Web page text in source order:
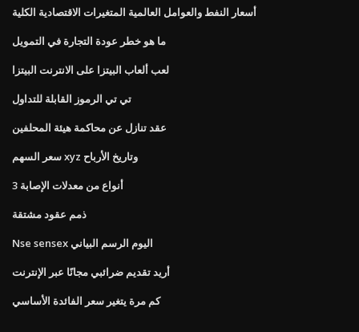
أسعار النفط والعوامل العالمية المتغيرات الاقتصادية الكلية
ما هو خطر عودة التجارة في التمويل
لعب ألعاب البيتزا على الانترنت البيتزا
تي تي الرموز القابلة للتداول
عقد تنازل عن محاكمة هيئة المحلفين
سعر السهم xyz وتاريخ الأرباح
3 أنواع من معدلات الإصابة
ذمم عقود مشتقة
Nse sensex اليوم الرسم البياني
أريد تقديم ضرائبي مجانًا عبر الإنترنت
كم مرة يتغير سعر الفائدة الأساسي